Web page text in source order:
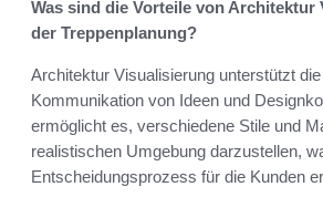
Was sind die Vorteile von Architektur
der Treppenplanung?
Architektur Visualisierung unterstützt
Kommunikation von Ideen und
ermöglicht es, verschiedene Stile und
realistischen Umgebung darzustellen,
Entscheidungsprozess für die Kunden